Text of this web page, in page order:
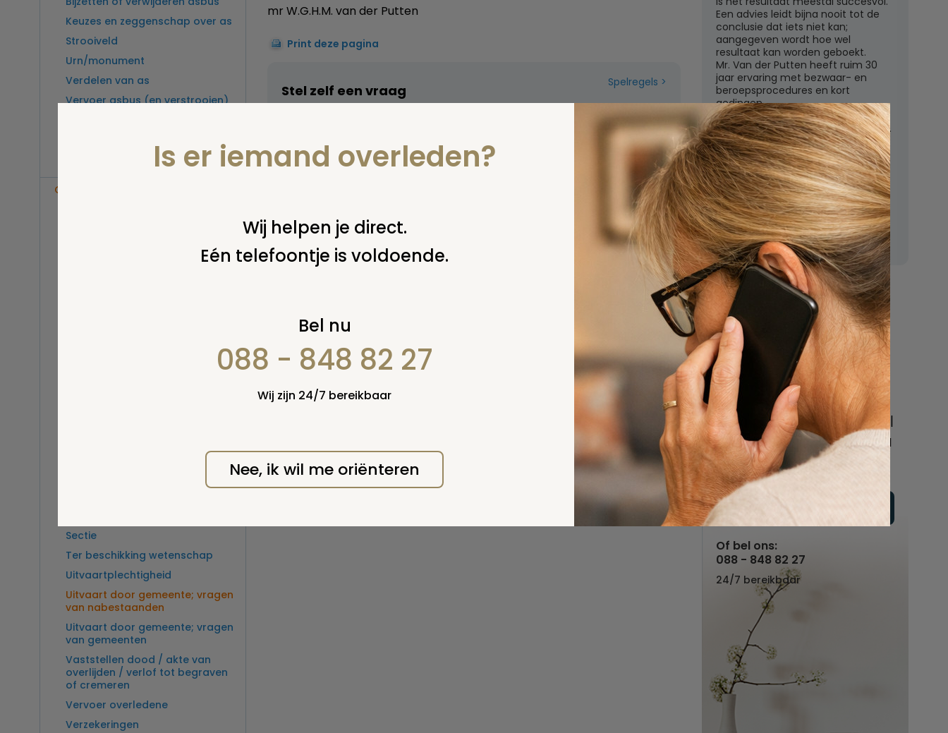
Keuzes en zeggenschap over as
Strooiveld
Urn/monument
Verdelen van as
Vervoer asbus (en verstrooien)
Overige
Sectie
Ter beschikking wetenschap
Uitvaartplechtigheid
Uitvaart door gemeente; vragen
van nabestaanden
Uitvaart door gemeente; vragen
van gemeenten
Vaststellen dood / akte van
overlijden / verlof tot begraven
of cremeren
Vervoer overledene
Verzekeringen
mr W.G.H.M. van der Putten
Print deze pagina
Spelregels
Stel zelf een vraag
wordt niet gepubliceerd.
Een advies leidt bijna nooit tot de
conclusie dat iets niet kan;
aangegeven wordt hoe wel
resultaat kan worden geboekt.
Mr. Van der Putten heeft ruim 30
jaar ervaring met bezwaar- en
beroepsprocedures en kort
gedingen.
Juridisch adviesbureau mr. W.G.H.M.
van der Putten c.s.
Zutphensestraatweg 7
6881 WN Velp (Gld)
E-mail:
mr.vanderputten@gmail.com
Nu
een uitvaart
regelen
Beschrijf uw wensen
online of bel ons geheel
vrijblijvend voor hulp na
een overlijden.
Vul hier uw wensen in
Of bel ons:
088 - 848 82 27
24/7 bereikbaar
Is er iemand overleden?
Wij helpen je direct.
Eén telefoontje is voldoende.
Bel nu
088 - 848 82 27
Wij zijn 24/7 bereikbaar
Nee, ik wil me oriënteren